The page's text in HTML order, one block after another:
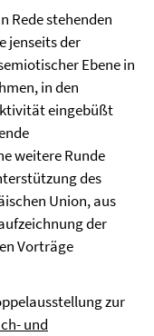
Rede stehenden
jenseits der
Ebene in
in den
eingebüßt
weitere Runde
des
Union, aus
der
Vorträge
zur
und